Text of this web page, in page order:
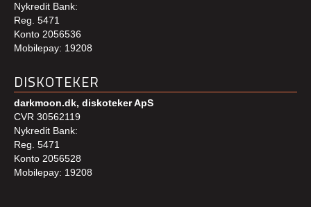
Nykredit Bank:
Reg. 5471
Konto 2056536
Mobilepay: 19208
DISKOTEKER
darkmoon.dk, diskoteker ApS
CVR 30562119
Nykredit Bank:
Reg. 5471
Konto 2056528
Mobilepay: 19208